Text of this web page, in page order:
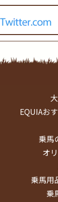
EQUIAお
乗馬
オ
乗馬用
乗